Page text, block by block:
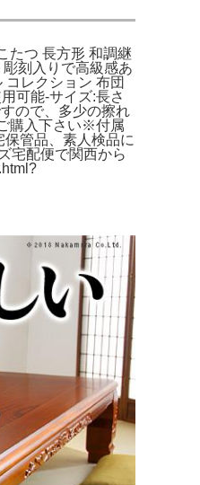
たつ 長方形 和調継
刻入りで高級感あ
レクション 布団
可能-サイズ:長さ
ので、多少の擦れ
購入下さい※付属
管品、素人検品に
宅配便で関西から